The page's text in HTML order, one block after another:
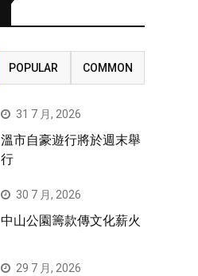
POPULAR COMMON
31 7 月, 2026
溫市自豪遊行將於週末舉
行
30 7 月, 2026
中山公園籌款傳文化薪火
29 7 月, 2026